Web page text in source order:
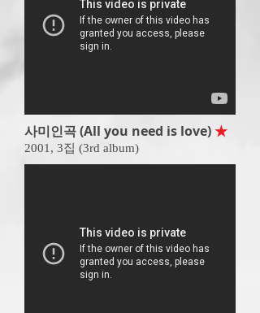
사미인곡 (All you need is love)★
2001, 3집 (3rd album)